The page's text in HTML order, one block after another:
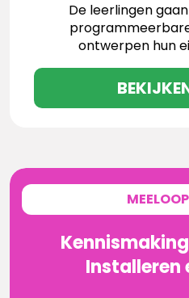
De leerlingen
programmeerbare
ontwerpen hun
Installeren